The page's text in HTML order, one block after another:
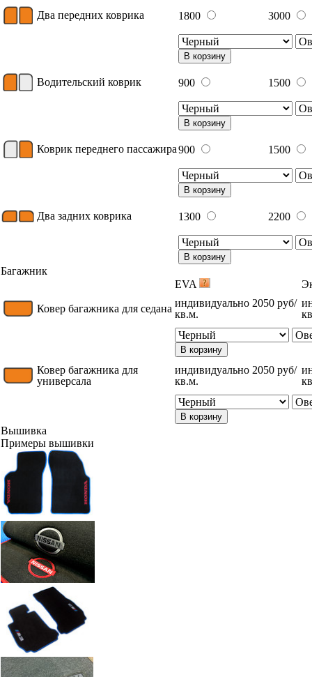
Два передних коврика 1800 3000
В корзину
Водительский коврик 900 1500
В корзину
Коврик переднего пассажира900 1500
В корзину
Два задних коврика 1300 2200
В корзину
Багажник
EVA
Ковер багажника для седана индивидуально 2050 руб/
кв.м.
В корзину
Ковер багажника для
универсала
индивидуально 2050 руб/
кв.м.
В корзину
Вышивка
Примеры вышивки